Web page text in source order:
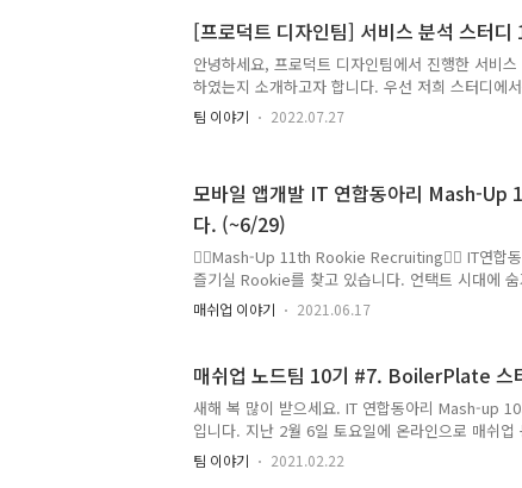
표 세션에 뜨거운 호응 보내주신 점 감사드립니다!
한 검색 기술의 원리를 소개하는 세션 내용을 정리
색이란? 검색 기술을 소개하기 앞서, 윌리를 같이
라"는 수많은 사..
[프로덕트 디자인팀] 서비스 분석 스터
안녕하세요, 프로덕트 디자인팀에서 진행한 서비
하였는지 소개하고자 합니다. 우선 저희 스터디에
비스를 정하여 메인 기능을 서로 비교분석해보는
는 핀테크 서비스(토스, 네이버 페이, 카카오페이)
이 구조 내에 매우 숨어있었습니다. 추가로 다음과
록 가능한 점이 편리하였습니다. 그리고 상품권 구
또한 토스의 송금 기능의 경우, 메인 기능인데도
띄지..
팀 이야기 2022.07.27
모바일 앱개발 IT 연합동아리 Mash-Up
다. (~6/29)
❤️‍🔥Mash-Up 11th Rookie Recruiting❤️‍🔥 IT연합
즐기실 Rookie를 찾고 있습니다. 언택트 시대에
뿜!뿜! 하고 싶은 사람을 찾습니다! 🚀 Mash-Up이
에 관심과 열정이 있는 사람들이 모인 단체로 UX/
행과 함께 짝수 주에는 전체모임의 세미나 및 네트
통하여 개인의 전문역량과 협업능력을 증대시키고
Up은 활동 기간동안 프로젝트 팀을 이뤄 서비스를
있는 I..
매쉬업 이야기 2021.06.17
매쉬업 노드팀 10기 #7. BoilerPlate 스
새해 복 많이 받으세요. IT 연합동아리 Mash-up
입니다. 지난 2월 6일 토요일에 온라인으로 매쉬
진행 했습니다~ 🎉 한 달 간에 걸친 노드팀 보일러
자리를 가졌습니다. 각 팀마다 어떻게 보일러 플레
팀 이야기 2021.02.22